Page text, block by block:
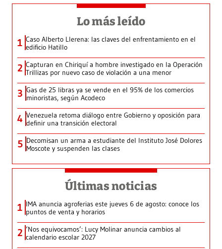
Lo más leído
1 Caso Alberto Llerena: las claves del enfrentamiento en el
edificio Hatillo
2 Capturan en Chiriquí a hombre investigado en la Operación
Trillizas por nuevo caso de violación a una menor
3 Gas de 25 libras ya se vende en el 95% de los comercios
minoristas, según Acodeco
4 Venezuela retoma diálogo entre Gobierno y oposición para
definir una transición electoral
5 Decomisan un arma a estudiante del Instituto José Dolores
Moscote y suspenden las clases
Últimas noticias
1 IMA anuncia agroferias este jueves 6 de agosto: conoce los
puntos de venta y horarios
2 ‘Nos equivocamos’: Lucy Molinar anuncia cambios al
calendario escolar 2027